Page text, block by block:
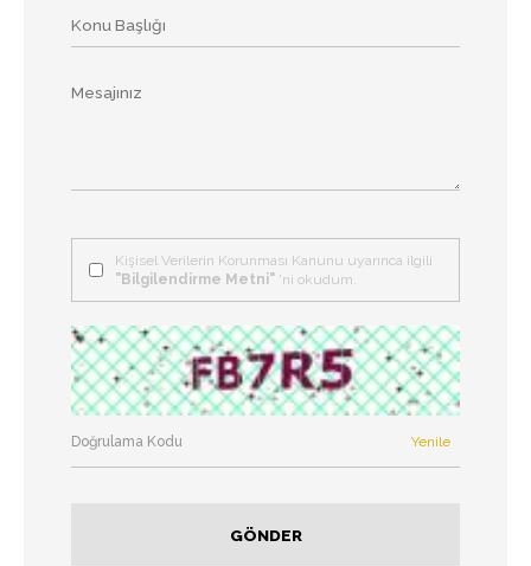
Kişisel Verilerin Korunması Kanunu uyarınca ilgili
"Bilgilendirme Metni"'ni okudum.
Yenile